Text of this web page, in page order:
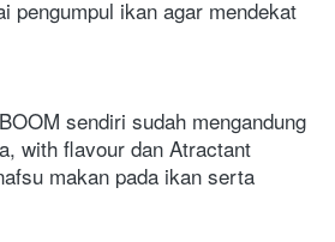
pengumpul ikan agar mendekat
sendiri sudah mengandung
with flavour dan Atractant
makan pada ikan serta